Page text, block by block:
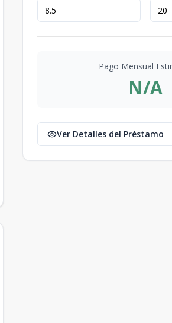
Pago Mensual
N/A
Ver Detalles del Préstamo